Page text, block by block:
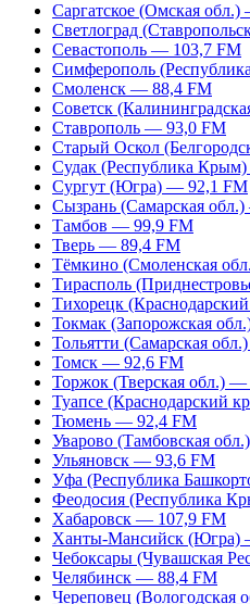
Саргатское (Омская
Светлоград
Севастополь — 103,7 FM
Симферополь
Смоленск — 88,4 FM
Советск
Ставрополь — 93,0 FM
Старый Оскол
Судак (Республика
Сургут (Югра) — 92,1 FM
Сызрань (Самарская
Тамбов — 99,9 FM
Тверь — 89,4 FM
Тёмкино (Смоленская
Тирасполь
Тихорецк
Токмак (Запорожская
Тольятти (Самарская
Томск — 92,6 FM
Торжок (Тверская обл.)
Туапсе (Краснодарский
Тюмень — 92,4 FM
Уварово (Тамбовская
Ульяновск — 93,6 FM
Уфа (Республика
Феодосия (Республика
Хабаровск — 107,9 FM
Ханты-Мансийск (Югра)
Чебоксары (Чувашская
Челябинск — 88,4 FM
Череповец (Вологодская